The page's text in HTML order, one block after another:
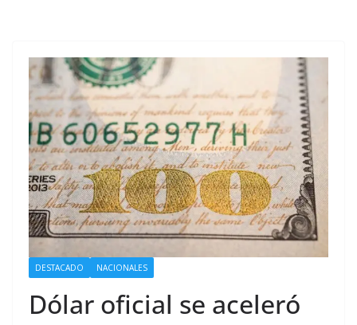
DESTACADO NACIONALES
Dólar oficial se aceleró